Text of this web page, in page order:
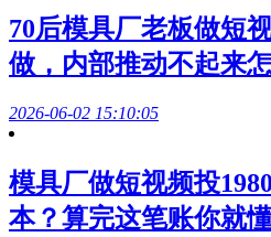
70后模具厂老板做短
做，内部推动不起来
2026-06-02 15:10:05
模具厂做短视频投
本？算完这笔账你就